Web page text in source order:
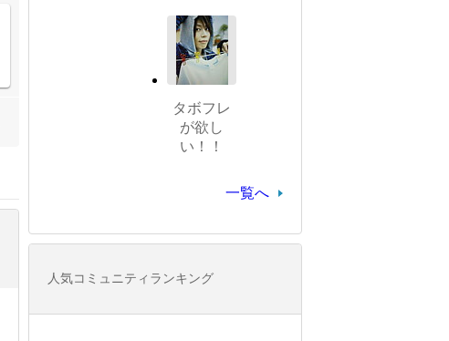
タボフレ
が欲し
い！！
一覧へ
人気コミュニティランキング